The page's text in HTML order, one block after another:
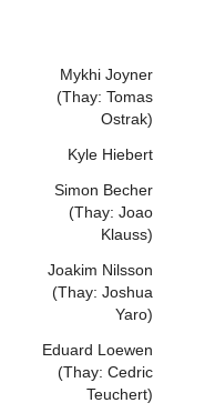
Mykhi Joyner
(Thay: Tomas
Ostrak)
Kyle Hiebert
Simon Becher
(Thay: Joao
Klauss)
Joakim Nilsson
(Thay: Joshua
Yaro)
Eduard Loewen
(Thay: Cedric
Teuchert)